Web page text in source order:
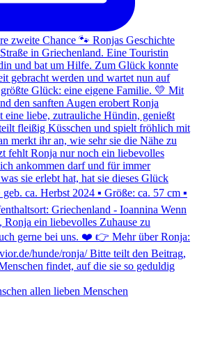
allen lieben Menschen